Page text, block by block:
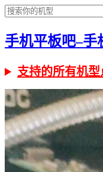
手机平板吧–手
支持的所有机